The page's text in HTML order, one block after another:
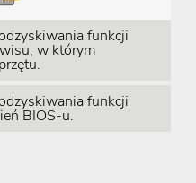
funkcji
w którym
funkcji
BIOS-u.